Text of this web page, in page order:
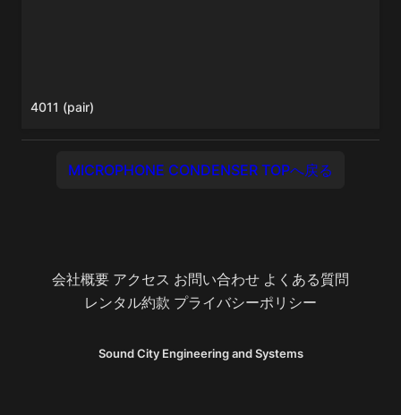
4011 (pair)
MICROPHONE CONDENSER TOPへ戻る
Sound City Engineering and Systems
会社概要 アクセス お問い合わせ よくある質問
レンタル約款 プライバシーポリシー